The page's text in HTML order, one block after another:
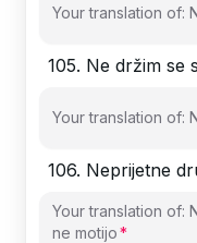
Your translation of:
105. Ne držim se
Your translation of:
106. Neprijetne
Your translation of:
ne motijo